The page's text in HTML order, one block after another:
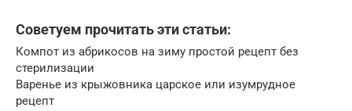
Советуем прочитать эти статьи:
Компот из абрикосов на зиму простой рецепт без
стерилизации
Варенье из крыжовника царское или изумрудное
рецепт